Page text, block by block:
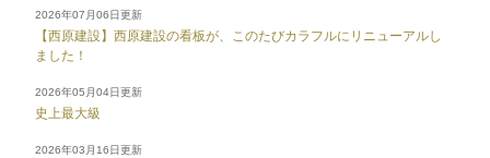
2026年07月06日更新
【西原建設】西原建設の看板が、このたびカラフルにリニューアルし
ました！
2026年05月04日更新
史上最大級
2026年03月16日更新